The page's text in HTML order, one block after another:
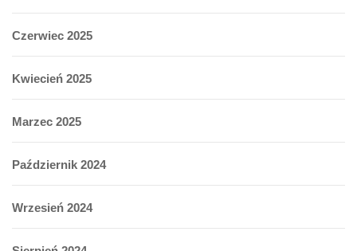
Czerwiec 2025
Kwiecień 2025
Marzec 2025
Październik 2024
Wrzesień 2024